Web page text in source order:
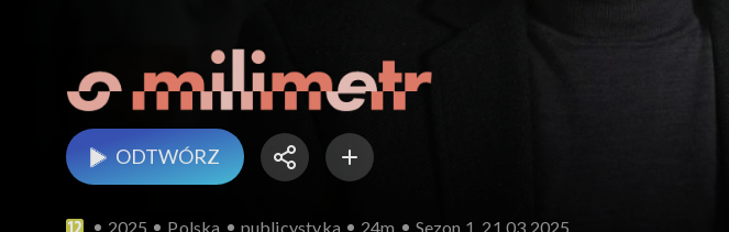
ODTWÓRZ
2025 Polska publicystyka 24m Sezon 1, 21.03.2025